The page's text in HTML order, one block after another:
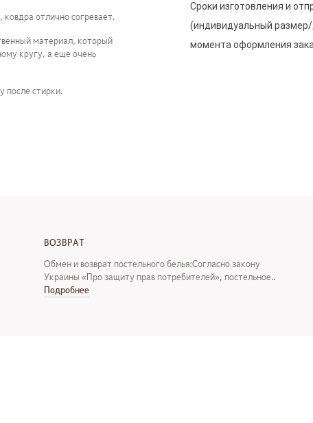
отлично согревает.
материал, который
кругу, а еще очень
после стирки.
Сроки изготовления и
(индивидуальный
момента оформления
ВОЗВРАТ
Обмен и возврат постельного белья:Согласно закону
Украины «Про защиту прав потребителей», постельное..
Подробнее